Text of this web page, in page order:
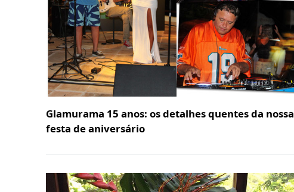
Glamurama 15 anos: os detalhes quentes da nossa
festa de aniversário